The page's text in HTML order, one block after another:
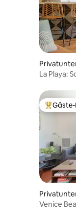
La Playa:
Beliebter
Venice